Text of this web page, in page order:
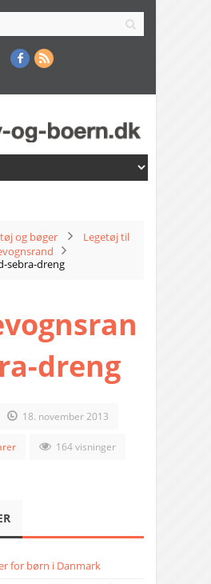
og bøger
Legetøj til
sebra-dreng
dreng
18. november 2013
164 visninger
for børn i Danmark